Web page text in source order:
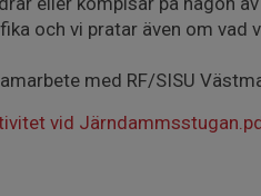
och vi pratar även om
med RF/SISU
vid